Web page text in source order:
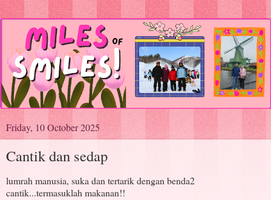
Friday, 10 October 2025
Cantik dan sedap
lumrah manusia, suka dan tertarik dengan benda2
cantik...termasuklah makanan!!